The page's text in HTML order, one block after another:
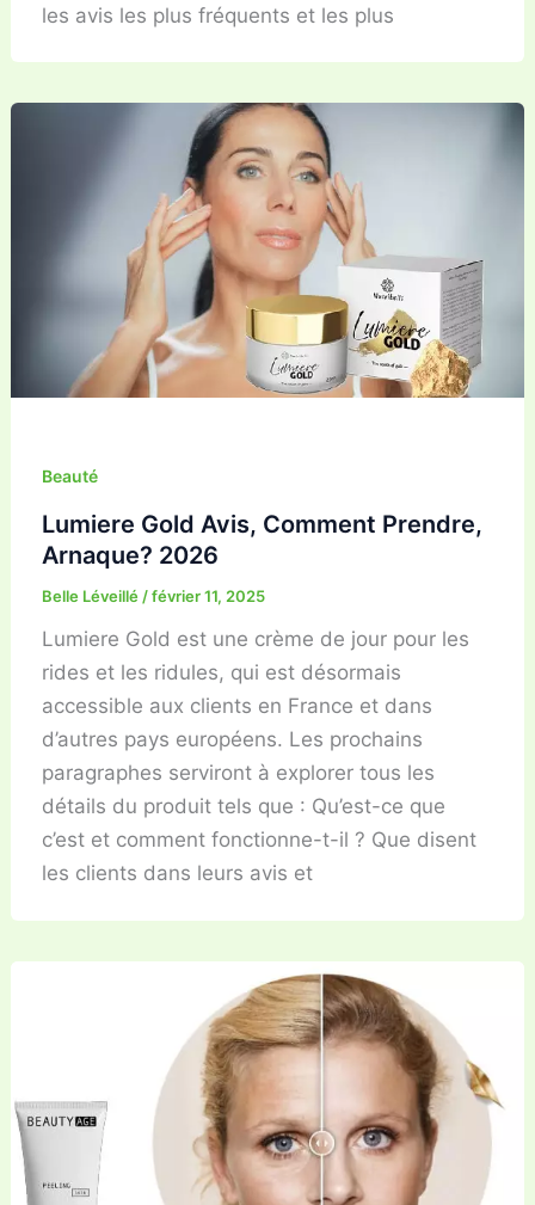
les avis les plus fréquents et les plus
Beauté
Lumiere Gold Avis, Comment Prendre,
Arnaque? 2026
Belle Léveillé/février 11, 2025
Lumiere Gold est une crème de jour pour les
rides et les ridules, qui est désormais
accessible aux clients en France et dans
d’autres pays européens. Les prochains
paragraphes serviront à explorer tous les
détails du produit tels que : Qu’est-ce que
c’est et comment fonctionne-t-il ? Que disent
les clients dans leurs avis et